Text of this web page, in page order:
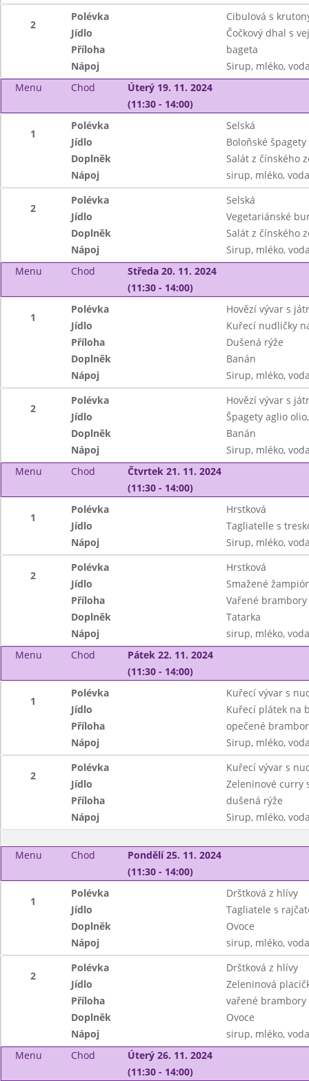
2
Polévka
Cibulová s
Jídlo
Čočkový dhal s
Příloha
bageta
Nápoj
Sirup, mléko,
Menu
Chod
Úterý 19. 11. 2024
(11:30 - 14:00)
1
Polévka
Selská
Jídlo
Boloňské
Doplněk
Salát z čínského
Nápoj
sirup, mléko,
2
Polévka
Selská
Jídlo
Vegetariánské
Doplněk
Salát z čínského
Nápoj
Sirup, mléko,
Menu
Chod
Středa 20. 11. 2024
(11:30 - 14:00)
1
Polévka
Hovězí vývar s
Jídlo
Kuřecí nudličky
Příloha
Dušená rýže
Doplněk
Banán
Nápoj
Sirup, mléko,
2
Polévka
Hovězí vývar s
Jídlo
Špagety aglio
Doplněk
Banán
Nápoj
Sirup, mléko,
Menu
Chod
Čtvrtek 21. 11. 2024
(11:30 - 14:00)
1
Polévka
Hrstková
Jídlo
Tagliatelle s
Nápoj
Sirup, mléko,
2
Polévka
Hrstková
Jídlo
Smažené
Příloha
Vařené brambory
Doplněk
Tatarka
Nápoj
sirup, mléko,
Menu
Chod
Pátek 22. 11. 2024
(11:30 - 14:00)
1
Polévka
Kuřecí vývar s
Jídlo
Kuřecí plátek na
Příloha
opečené
Nápoj
Sirup, mléko,
2
Polévka
Kuřecí vývar s
Jídlo
Zeleninové curry
Příloha
dušená rýže
Nápoj
Sirup, mléko,
Menu Chod
Pondělí 25. 11. 2024
(11:30 - 14:00)
1
Polévka
Drštková z hlívy
Jídlo
Tagliatele s
Doplněk
Ovoce
Nápoj
sirup, mléko,
2
Polévka
Drštková z hlívy
Jídlo
Zeleninová
Příloha
vařené brambory
Doplněk
Ovoce
Nápoj
sirup, mléko,
Menu
Chod
Úterý 26. 11. 2024
(11:30 - 14:00)